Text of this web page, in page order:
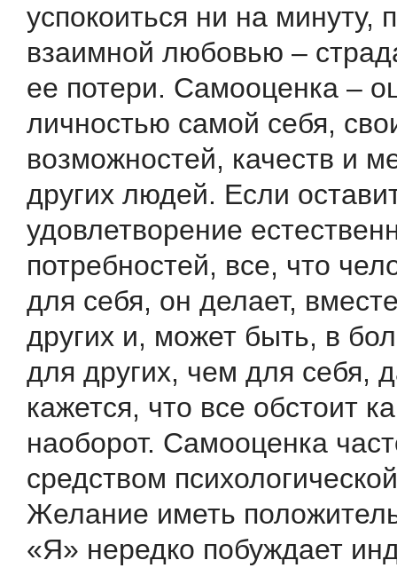
успокоиться ни на минуту,
взаимной любовью –
ее потери. Самооценка –
личностью самой себя,
возможностей, качеств и
других людей. Если
удовлетворение
потребностей, все, что
для себя, он делает,
других и, может быть, в
для других, чем для себя,
кажется, что все обстоит
наоборот. Самооценка
средством
Желание иметь
«Я» нередко побуждает